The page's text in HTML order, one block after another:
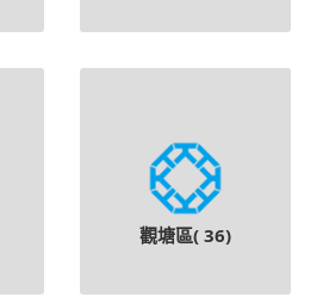
觀塘區( 36)